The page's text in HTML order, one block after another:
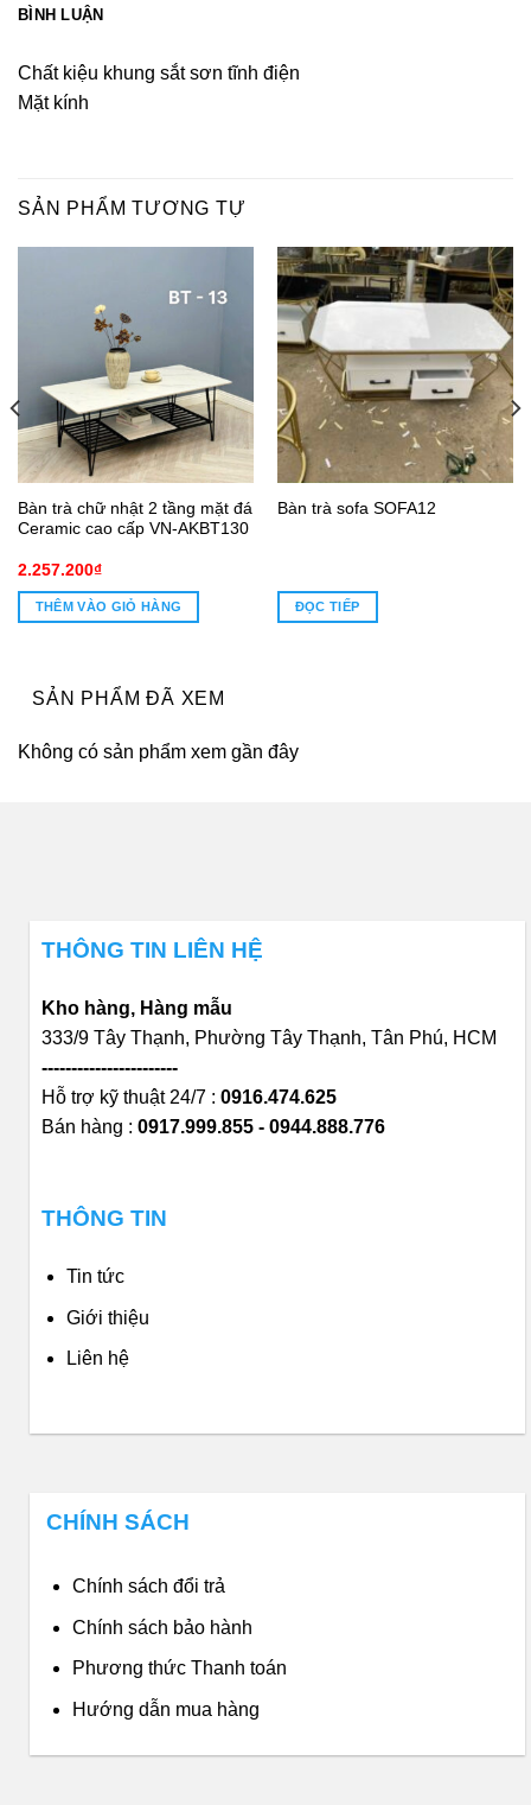
BÌNH LUẬN
Chất kiệu khung sắt sơn tĩnh điện
Mặt kính
SẢN PHẨM TƯƠNG TỰ
Bàn trà chữ nhật 2 tầng mặt đá
Ceramic cao cấp VN-AKBT130
2.257.200₫
THÊM VÀO GIỎ HÀNG
Bàn trà sofa SOFA12
ĐỌC TIẾP
SẢN PHẨM ĐÃ XEM
Không có sản phẩm xem gần đây
THÔNG TIN LIÊN HỆ
Kho hàng, Hàng mẫu
333/9 Tây Thạnh, Phường Tây Thạnh, Tân Phú, HCM
-----------------------
Hỗ trợ kỹ thuật 24/7 : 0916.474.625
Bán hàng : 0917.999.855 - 0944.888.776
THÔNG TIN
Tin tức
Giới thiệu
Liên hệ
CHÍNH SÁCH
Chính sách đổi trả
Chính sách bảo hành
Phương thức Thanh toán
Hướng dẫn mua hàng